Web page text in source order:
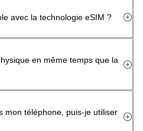
avec la technologie eSIM ?
en même temps que la
mon téléphone, puis-je utiliser